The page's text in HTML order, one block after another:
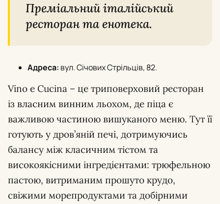
Преміальний італійський
ресторан та енотека.
Адреса: вул. Січових Стрільців, 82.
Vino e Cucina – це триповерховий ресторан
із власним винним льохом, де піца є
важливою частиною вишуканого меню. Тут її
готують у дров’яній печі, дотримуючись
балансу між класичним тістом та
високоякісними інгредієнтами: трюфельною
пастою, витриманим прошуто крудо,
свіжими морепродуктами та добірними